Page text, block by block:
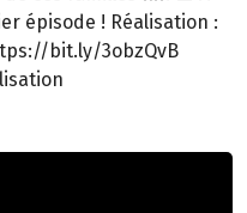
épisode ! Réalisation :
bit.ly/3obzQvB